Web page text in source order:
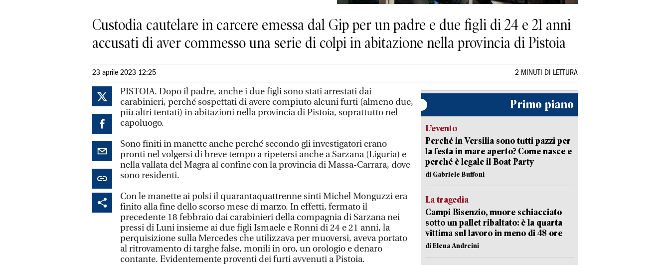
Custodia cautelare in carcere emessa dal Gip per un padre e due figli di 24 e 21 anni
accusati di aver commesso una serie di colpi in abitazione nella provincia di Pistoia
23 aprile 2023 12:25 2 MINUTI DI LETTURA
PISTOIA. Dopo il padre, anche i due figli sono stati arrestati dai
carabinieri, perché sospettati di avere compiuto alcuni furti (almeno due,
più altri tentati) in abitazioni nella provincia di Pistoia, soprattutto nel
capoluogo.
Sono finiti in manette anche perché secondo gli investigatori erano
pronti nel volgersi di breve tempo a ripetersi anche a Sarzana (Liguria) e
nella vallata del Magra al confine con la provincia di Massa-Carrara, dove
sono residenti.
Con le manette ai polsi il quarantaquattrenne sinti Michel Monguzzi era
finito alla fine dello scorso mese di marzo. In effetti, fermato il
precedente 18 febbraio dai carabinieri della compagnia di Sarzana nei
pressi di Luni insieme ai due figli Ismaele e Ronni di 24 e 21 anni, la
perquisizione sulla Mercedes che utilizzava per muoversi, aveva portato
al ritrovamento di targhe false, monili in oro, un orologio e denaro
contante. Evidentemente proventi dei furti avvenuti a Pistoia.
Primo piano
L’evento
Perché in Versilia sono tutti pazzi per
la festa in mare aperto? Come nasce e
perché è legale il Boat Party
di Gabriele Buffoni
La tragedia
Campi Bisenzio, muore schiacciato
sotto un pallet ribaltato: è la quarta
vittima sul lavoro in meno di 48 ore
di Elena Andreini